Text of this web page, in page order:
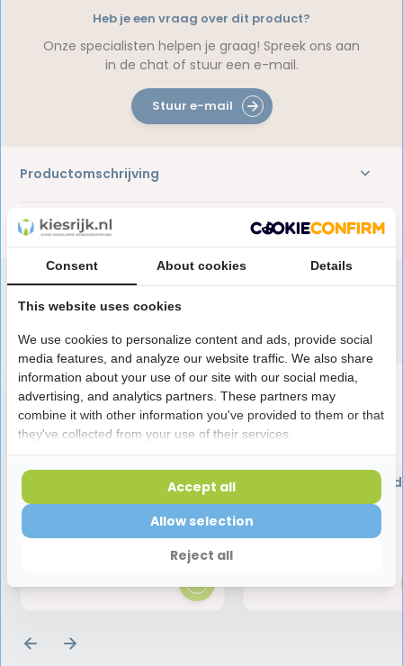
Productomschrijving
Reviews
Heb je een vraag over dit product?
Onze specialisten helpen je graag! Spreek ons aan
in de chat of stuur een e-mail.
Stuur e-mail
Speciaal aanbevolen voor jou
Opzetborstels Kids - 4
100,-
Jordan Tandpasta
jaar - 50 ml
1,75
Consent About cookies Details
This website uses cookies
We use cookies to personalize content and ads, provide social
media features, and analyze our website traffic. We also share
information about your use of our site with our social media,
advertising, and analytics partners. These partners may
combine it with other information you've provided to them or that
they've collected from your use of their services.
Reject all
Allow selection
Accept all